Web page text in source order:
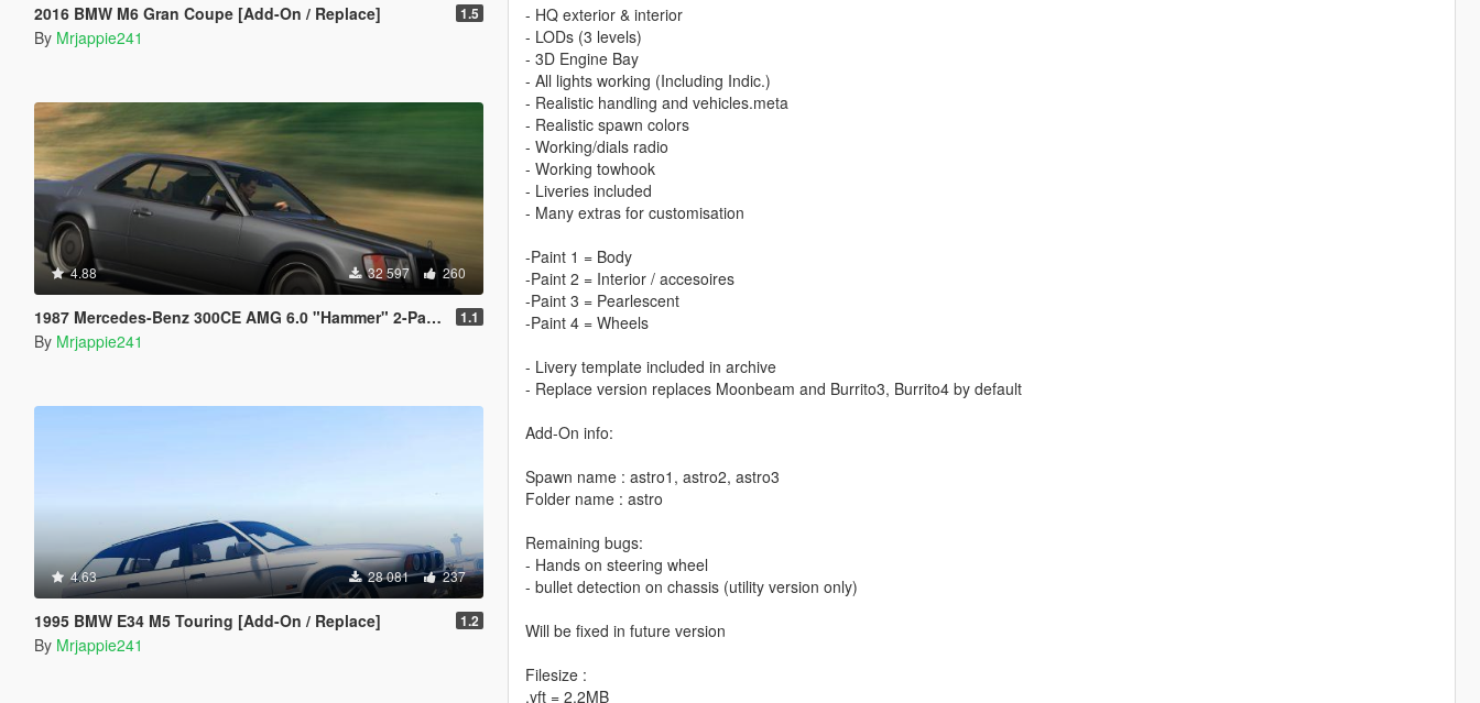
2016 BMW M6 Gran Coupe [Add-On / Replace] 1.5
By Mrjappie241
4.88 32 597 260
1987 Mercedes-Benz 300CE AMG 6.0 "Hammer" 2-Pack [ Add-On / Replace | FiveM | LODs] 1.1
By Mrjappie241
4.63 28 081 237
1995 BMW E34 M5 Touring [Add-On / Replace] 1.2
By Mrjappie241
- HQ exterior & interior
- LODs (3 levels)
- 3D Engine Bay
- All lights working (Including Indic.)
- Realistic handling and vehicles.meta
- Realistic spawn colors
- Working/dials radio
- Working towhook
- Liveries included
- Many extras for customisation
-Paint 1 = Body
-Paint 2 = Interior / accesoires
-Paint 3 = Pearlescent
-Paint 4 = Wheels
- Livery template included in archive
- Replace version replaces Moonbeam and Burrito3, Burrito4 by default
Add-On info:
Spawn name : astro1, astro2, astro3
Folder name : astro
Remaining bugs:
- Hands on steering wheel
- bullet detection on chassis (utility version only)
Will be fixed in future version
Filesize :
.yft = 2.2MB